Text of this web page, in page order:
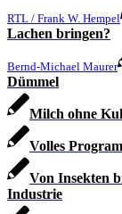
RTL / Frank W. Hempel
Lachen bringen?
Bernd-Michael Maurer
Dümmel
Milch ohne
Volles
Von Insekten
Industrie